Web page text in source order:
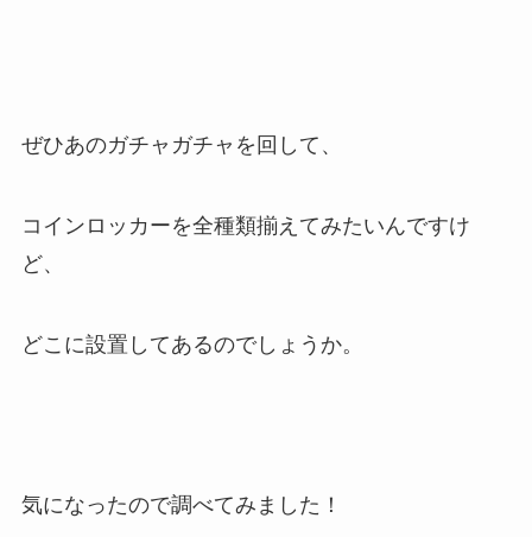
ぜひあのガチャガチャを回して、
コインロッカーを全種類揃えてみたいんですけ
ど、
どこに設置してあるのでしょうか。
気になったので調べてみました！